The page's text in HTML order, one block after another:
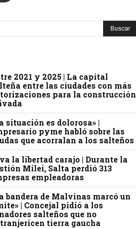
2021 y 2025 | La capital
entre las ciudades con más
para la construcción
situación es dolorosa» |
pyme habló sobre las
que acorralan a los salteños
la libertad carajo | Durante la
Milei, Salta perdió 313
empleadoras
bandera de Malvinas marcó un
| Concejal pidió a los
salteños que no
tierra gaucha